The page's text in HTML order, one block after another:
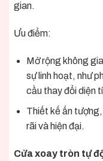
gian.
Ưu điểm:
Mở rộng không
sự linh hoạt, như
cầu thay đổi diện
Thiết kế ấn
rãi và hiện đại.
Cửa xoay tròn tự